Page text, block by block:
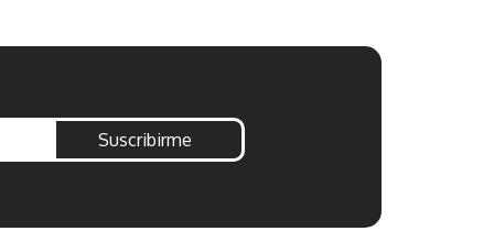
Suscribirme